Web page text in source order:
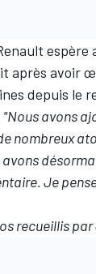
espère
après avoir
depuis le
"Nous avons
nombreux
Je
recueillis